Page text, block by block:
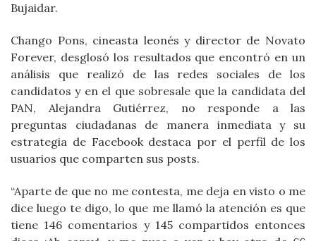
Bujaidar.
Chango Pons, cineasta leonés y director de Novato
Forever, desglosó los resultados que encontró en un
análisis que realizó de las redes sociales de los
candidatos y en el que sobresale que la candidata del
PAN, Alejandra Gutiérrez, no responde a las
preguntas ciudadanas de manera inmediata y su
estrategia de Facebook destaca por el perfil de los
usuarios que comparten sus posts.
“Aparte de que no me contesta, me deja en visto o me
dice luego te digo, lo que me llamó la atención es que
tiene 146 comentarios y 145 compartidos entonces